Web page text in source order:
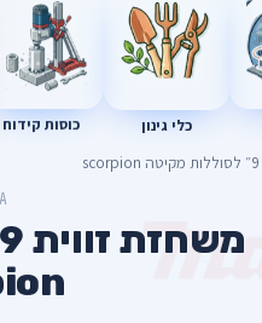
כלי גינון כוסות קידוח